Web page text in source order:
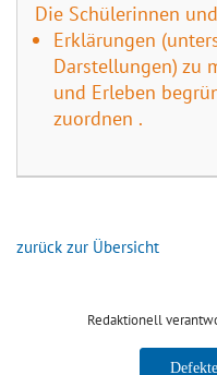
Die Schülerinnen
Erklärungen
Darstellungen) zu
und Erleben
zuordnen .
zurück zur Übersicht
Redaktionell